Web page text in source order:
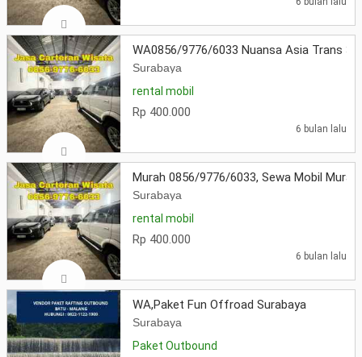
WA0856/9776/6033 Nuansa Asia Trans
Surabaya
rental mobil
Rp 400.000
6 bulan lalu
Murah 0856/9776/6033, Sewa Mobil Murah
Surabaya
rental mobil
Rp 400.000
6 bulan lalu
WA,Paket Fun Offroad Surabaya
Surabaya
Paket Outbound